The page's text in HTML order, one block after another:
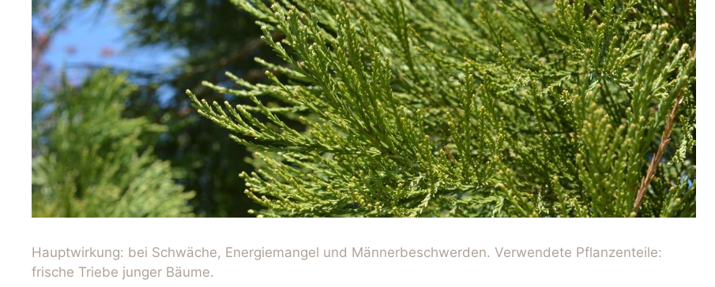
Hauptwirkung: bei Schwäche, Energiemangel und Männerbeschwerden. Verwendete Pflanzenteile:
frische Triebe junger Bäume.